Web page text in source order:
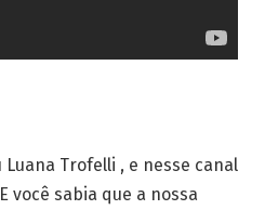
Luana Trofelli , e nesse canal
você sabia que a nossa